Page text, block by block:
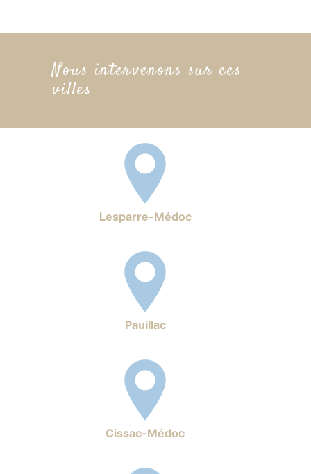
Nous intervenons sur ces
villes
Lesparre-Médoc
Pauillac
Cissac-Médoc